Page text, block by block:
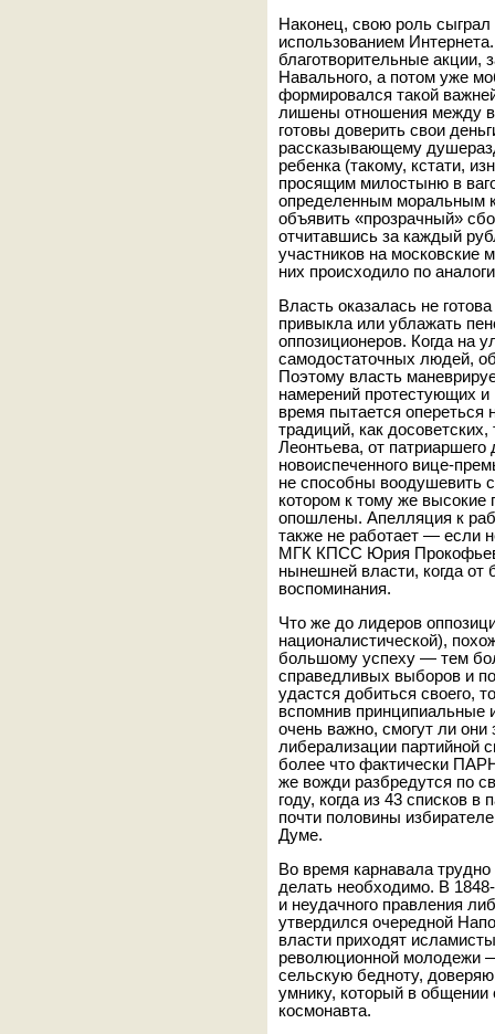
Наконец, свою роль
использованием
благотворительные акции,
Навального, а потом уже
формировался такой
лишены отношения между
готовы доверить свои
рассказывающему
ребенка (такому, кстати,
просящим милостыню в
определенным моральным
объявить «прозрачный»
отчитавшись за каждый
участников на московские
них происходило по
Власть оказалась не
привыкла или ублажать
оппозиционеров. Когда на
самодостаточных людей,
Поэтому власть
намерений протестующих
время пытается опереться
традиций, как досоветских,
Леонтьева, от
новоиспеченного вице-
не способны воодушевить
котором к тому же высокие
опошлены. Апелляция к
также не работает — если
МГК КПСС Юрия
нынешней власти, когда
воспоминания.
Что же до лидеров
националистической),
большому успеху — тем
справедливых выборов и
удастся добиться своего,
вспомнив принципиальные
очень важно, смогут ли
либерализации партийной
более что фактически
же вожди разбредутся по
году, когда из 43 списков
почти половины
Думе.
Во время карнавала
делать необходимо. В
и неудачного правления
утвердился очередной
власти приходят
революционной молодежи
сельскую бедноту,
умнику, который в общении
космонавта.